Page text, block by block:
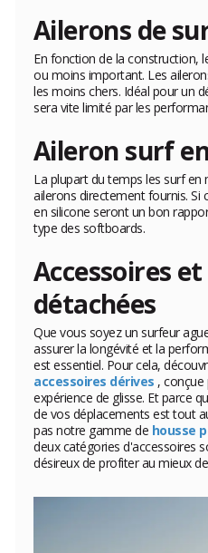
Ailerons de
En fonction de la construction,
ou moins important. Les
les moins chers. Idéal pour un
sera vite limité par les
Aileron surf
La plupart du temps les surf
ailerons directement fournis. Si
en silicone seront un bon
type des softboards.
Accessoires
détachées
Que vous soyez un surfeur
assurer la longévité et la
est essentiel. Pour cela,
accessoires dérives ,
expérience de glisse. Et parce
de vos déplacements est tout
pas notre gamme de housse
deux catégories d'accessoires
désireux de profiter au mieux